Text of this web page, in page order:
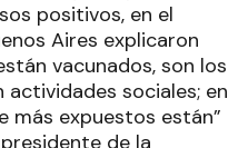
positivos, en el
Aires explicaron
vacunados, son los
sociales; en
más expuestos están”
de la